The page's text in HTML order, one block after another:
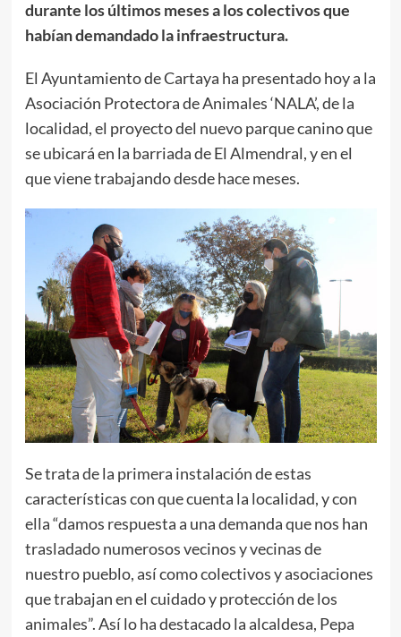
durante los últimos meses a los colectivos que
habían demandado la infraestructura.
El Ayuntamiento de Cartaya ha presentado hoy a la
Asociación Protectora de Animales ‘NALA’, de la
localidad, el proyecto del nuevo parque canino que
se ubicará en la barriada de El Almendral, y en el
que viene trabajando desde hace meses.
Se trata de la primera instalación de estas
características con que cuenta la localidad, y con
ella “damos respuesta a una demanda que nos han
trasladado numerosos vecinos y vecinas de
nuestro pueblo, así como colectivos y asociaciones
que trabajan en el cuidado y protección de los
animales”. Así lo ha destacado la alcaldesa, Pepa